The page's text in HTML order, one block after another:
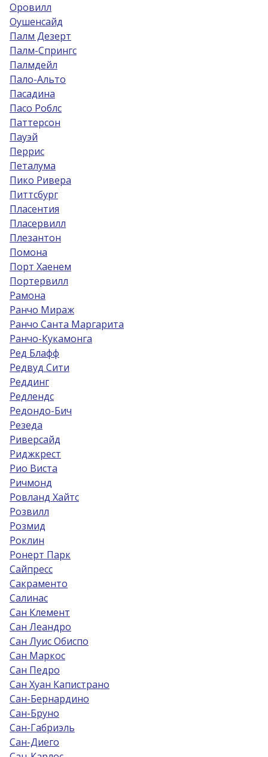
Оровилл
Оушенсайд
Палм Дезерт
Палм-Спрингс
Палмдейл
Пало-Альто
Пасадина
Пасо Роблс
Паттерсон
Пауэй
Перрис
Петалума
Пико Ривера
Питтсбург
Пласентия
Пласервилл
Плезантон
Помона
Порт Хаенем
Портервилл
Рамона
Ранчо Мираж
Ранчо Санта Маргарита
Ранчо-Кукамонга
Ред Блафф
Редвуд Сити
Реддинг
Редлендс
Редондо-Бич
Резеда
Риверсайд
Риджкрест
Рио Виста
Ричмонд
Ровланд Хайтс
Розвилл
Розмид
Роклин
Ронерт Парк
Сайпресс
Сакраменто
Салинас
Сан Клемент
Сан Леандро
Сан Луис Обиспо
Сан Маркос
Сан Педро
Сан Хуан Капистрано
Сан-Бернардино
Сан-Бруно
Сан-Габриэль
Сан-Диего